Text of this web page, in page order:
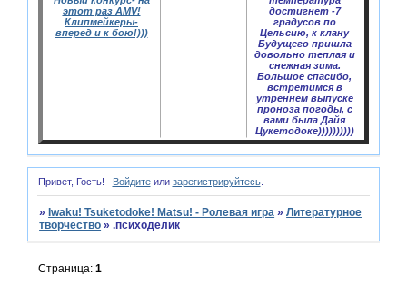
этот раз AMV!
Клипмейкеры-
вперед и к бою!)))
достигнет -7
градусов по
Цельсию, к клану
Будущего пришла
довольно теплая и
снежная зима.
Большое спасибо,
встретимся в
утреннем выпуске
проноза погоды, с
вами была Дайя
Цукетодоке))))))))))
Привет, Гость! Войдитеили зарегистрируйтесь.
» Iwaku! Tsuketodoke! Matsu! - Ролевая игра »Литературное
творчество ».психоделик
Страница:1